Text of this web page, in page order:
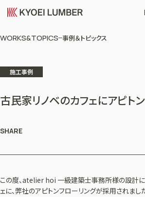
WORKS&TOPICS 事例＆トピックス
施工事例
古民家リノベのカフェにアピト
SHARE
この度、atelier hoi 一級建築士事務所様の設計
ェに、弊社のアピトンフローリングが採用されまし